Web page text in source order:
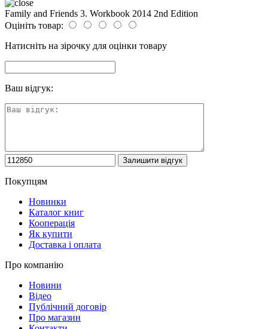
Family and Friends 3. Workbook 2014 2nd Edition
Оцініть товар:
Натисніть на зірочку для оцінки товару
Ваш відгук:
Покупцям
Новинки
Каталог книг
Кооперація
Як купити
Доставка і оплата
Про компанію
Новини
Відео
Публічний договір
Про магазин